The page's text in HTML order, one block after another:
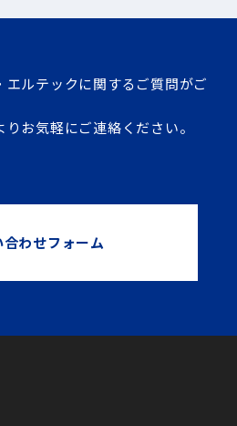
ルテックに関するご質問がご
お気軽にご連絡ください。
合わせフォーム